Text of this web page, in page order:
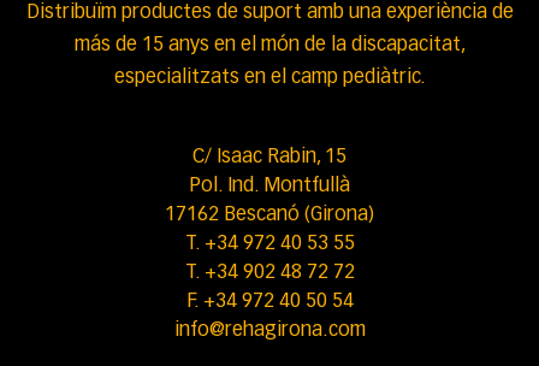
Distribuïm productes de suport amb una experiència de
más de 15 anys en el món de la discapacitat,
especialitzats en el camp pediàtric.
C/ Isaac Rabin, 15
Pol. Ind. Montfullà
17162 Bescanó (Girona)
T. +34 972 40 53 55
T. +34 902 48 72 72
F. +34 972 40 50 54
info@rehagirona.com